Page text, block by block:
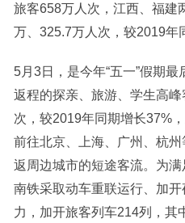
旅客658万人次，江西、福建
万、325.7万人次，较2019年
5月3日，是今年“五一”假期
返程的探亲、旅游、学生高
次，较2019年同期增长37%
前往北京、上海、广州、杭
返周边城市的短途客流。为满
南铁采取动车重联运行、加
力，加开旅客列车214列，其